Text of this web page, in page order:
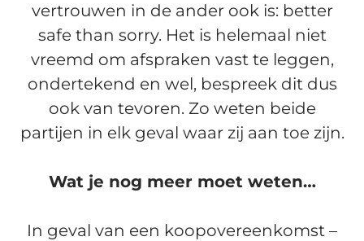
vertrouwen in de ander ook is: better
safe than sorry. Het is helemaal niet
vreemd om afspraken vast te leggen,
ondertekend en wel, bespreek dit dus
ook van tevoren. Zo weten beide
partijen in elk geval waar zij aan toe zijn.
Wat je nog meer moet weten…
In geval van een koopovereenkomst –